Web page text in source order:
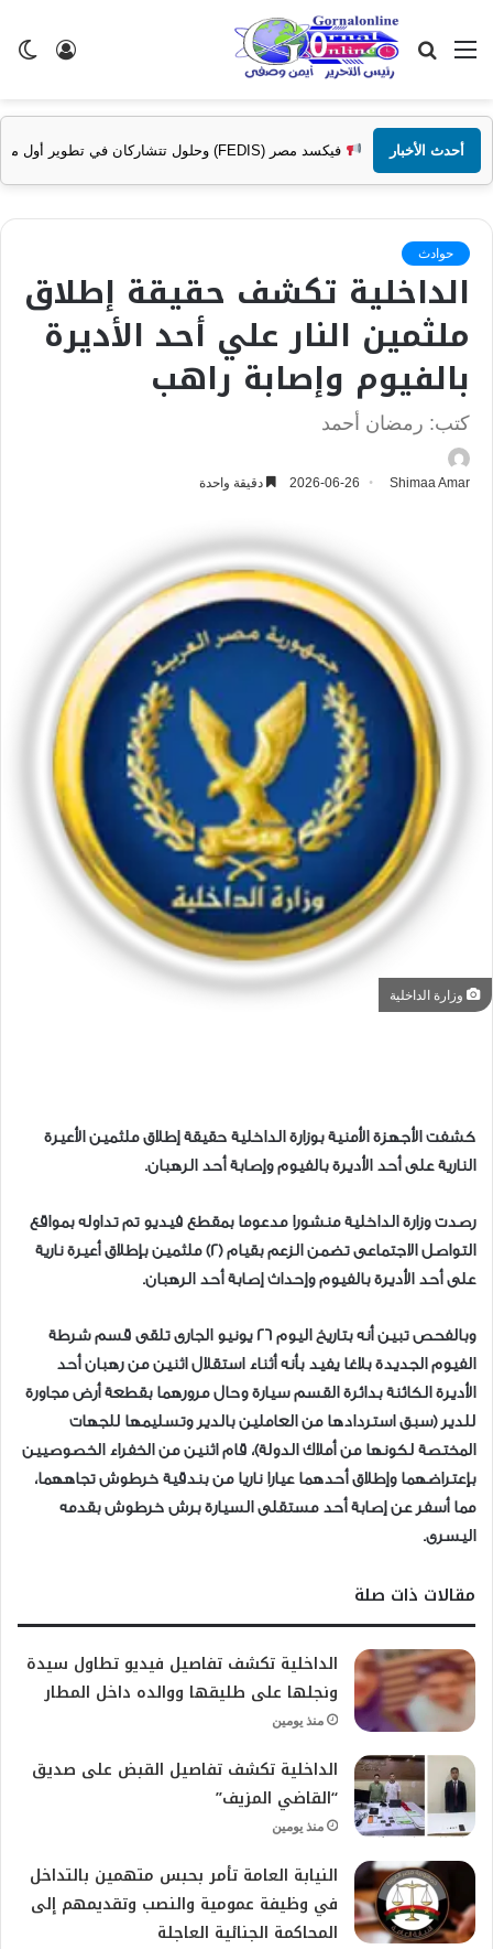
تسجيل
القائمة بحث
عن
أحدث الأخبار
فيكسد مصر (FEDIS) وحلول تتشاركان في تطوير أول منصة للسياحة الصحية في مصر والشرق الأوسط وأفريقيا..
حوادث
الداخلية تكشف حقيقة إطلاق
ملثمين النار علي أحد الأديرة
بالفيوم وإصابة راهب
كتب: رمضان أحمد
Shimaa Amar
2026-06-26 دقيقة واحدة
وزارة الداخلية
كشفت الأجهزة الأمنية بوزارة الداخلية حقيقة إطلاق ملثمين الأعيرة
النارية على أحد الأديرة بالفيوم وإصابة أحد الرهبان.
رصدت وزارة الداخلية منشورا مدعوما بمقطع فيديو تم تداوله بمواقع
التواصل الاجتماعى تضمن الزعم بقيام (2) ملثمين بإطلاق أعيرة نارية
على أحد الأديرة بالفيوم وإحداث إصابة أحد الرهبان.
وبالفحص تبين أنه بتاريخ اليوم 26 يونيو الجارى تلقى قسم شرطة
الفيوم الجديدة بلاغا يفيد بأنه أثناء استقلال اثنين من رهبان أحد
الأديرة الكائنة بدائرة القسم سيارة وحال مرورهما بقطعة أرض مجاورة
للدير (سبق استردادها من العاملين بالدير وتسليمها للجهات
المختصة لكونها من أملاك الدولة)، قام اثنين من الخفراء الخصوصيين
بإعتراضهما وإطلاق أحدهما عيارا ناريا من بندقية خرطوش تجاههما،
مما أسفر عن إصابة أحد مستقلى السيارة برش خرطوش بقدمه
اليسرى.
مقالات ذات صلة
الداخلية تكشف تفاصيل فيديو تطاول سيدة
ونجلها على طليقها ووالده داخل المطار
منذ يومين
الداخلية تكشف تفاصيل القبض على صديق
“القاضي المزيف”
منذ يومين
النيابة العامة تأمر بحبس متهمين بالتداخل
في وظيفة عمومية والنصب وتقديمهم إلى
المحاكمة الجنائية العاجلة